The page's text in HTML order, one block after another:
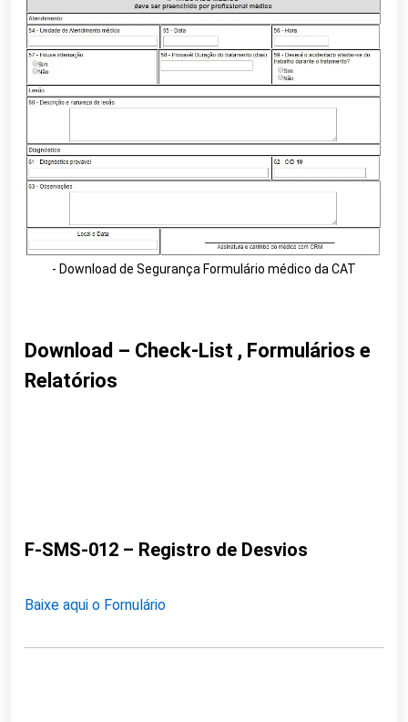
- Download de Segurança Formulário médico da CAT
Download – Check-List , Formulários e
Relatórios
F-SMS-012 – Registro de Desvios
Baixe aqui o Fornulário